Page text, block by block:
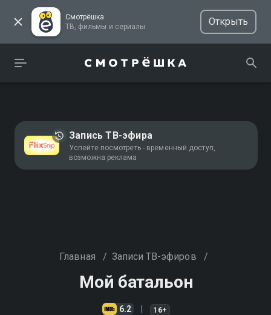
Смотрёшка
ТВ, фильмы и сериалы
Открыть
Запись ТВ-эфира
Успейте посмотреть - временный доступ,
возможна реклама
Главная / Записи ТВ-эфиров /
Мой батальон
6.2 16+